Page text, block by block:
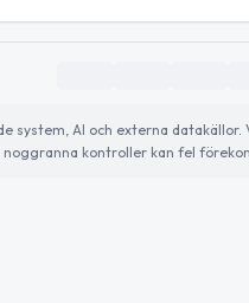
system, AI och externa
noggranna kontroller kan fel